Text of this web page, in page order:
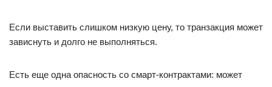
Если выставить слишком низкую цену, то транзакция может
зависнуть и долго не выполняться.
Есть еще одна опасность со смарт-контрактами: может